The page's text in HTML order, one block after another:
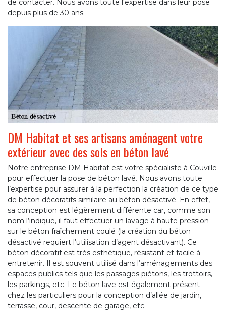
depuis plus de 30 ans.
DM Habitat et ses artisans aménagent votre
extérieur avec des sols en béton lavé
Notre entreprise DM Habitat est votre spécialiste à Couville
pour effectuer la pose de béton lavé. Nous avons toute
l’expertise pour assurer à la perfection la création de ce type
de béton décoratifs similaire au béton désactivé. En effet,
sa conception est légèrement différente car, comme son
nom l’indique, il faut effectuer un lavage à haute pression
sur le béton fraîchement coulé (la création du béton
désactivé requiert l’utilisation d’agent désactivant). Ce
béton décoratif est très esthétique, résistant et facile à
entretenir. Il est souvent utilisé dans l’aménagements des
espaces publics tels que les passages piétons, les trottoirs,
les parkings, etc. Le béton lave est également présent
chez les particuliers pour la conception d’allée de jardin,
terrasse, cour, descente de garage, etc.